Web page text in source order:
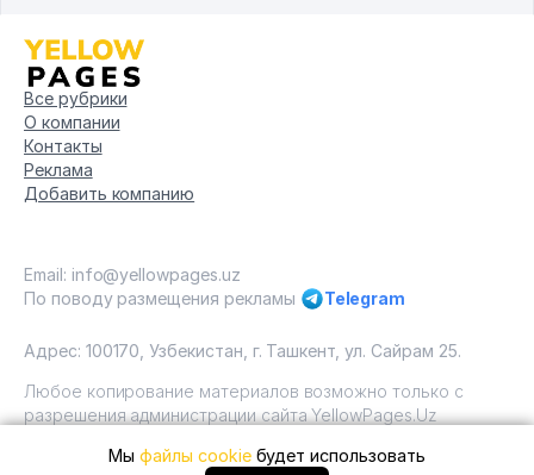
Все рубрики
О компании
Контакты
Реклама
Добавить компанию
Email: info@yellowpages.uz
По поводу размещения рекламы
Telegram
Адрес: 100170, Узбекистан, г. Ташкент, ул. Сайрам 25.
Любое копирование материалов возможно только с
разрешения администрации сайта YellowPages.Uz
Copyright © Yellow Pages Uzbekistan, 2009 - 2026 / ООО
Мыфайлы cookieбудет использовать